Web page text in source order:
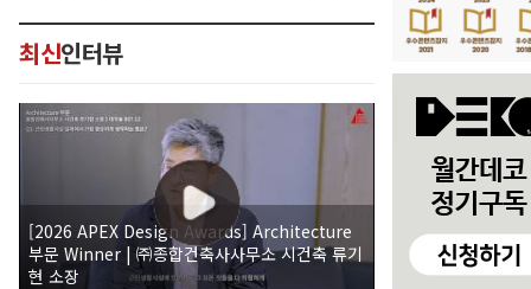
최신인터뷰
[2026 APEX Design Awards] Architecture
부문 Winner | ㈜종합건축사사무소 시건축 류기
현 소장